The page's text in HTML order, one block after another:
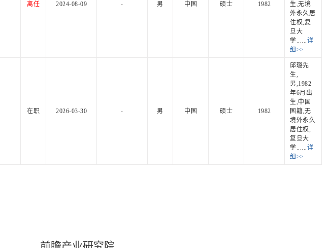
离任 2024-08-09 - 男 中国 硕士 1982
生,无境
外永久居
住权,复
旦大
学......详
细>>
在职 2026-03-30 - 男 中国 硕士 1982
邱璐先
生,
男,1982
年6月出
生,中国
国籍,无
境外永久
居住权,
复旦大
学......详
细>>